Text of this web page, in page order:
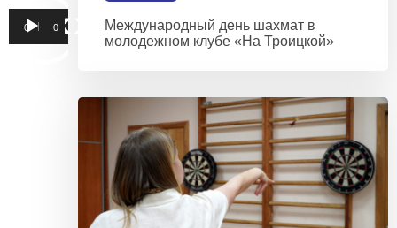
Видеоплеер
00:00 00:18
Международный день шахмат в
молодежном клубе «На Троицкой»